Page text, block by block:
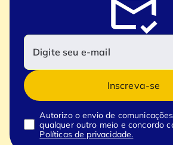
Inscreva-se
Autorizo o envio de
qualquer outro meio e concordo
Políticas de privacidade.